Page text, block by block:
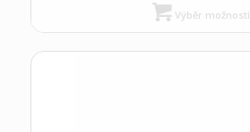
Výběr možností